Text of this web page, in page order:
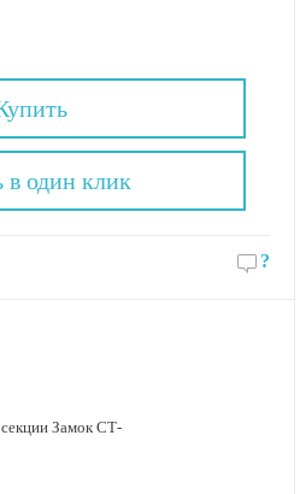
?
в один клик